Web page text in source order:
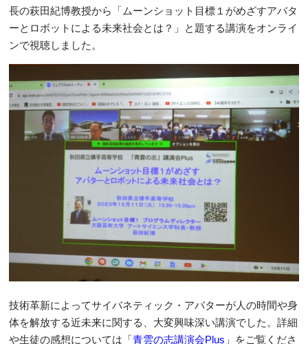
長の萩田紀博教授から「ムーンショット目標１がめざすアバタ
ーとロボットによる未来社会とは？」と題する講演をオンライ
ンで視聴しました。
技術革新によってサイバネティック・アバターが人の時間や身
体を解放する近未来に関する、大変興味深い講演でした。詳細
や生徒の感想については「青雲の志講演会Plus 」をご覧くださ